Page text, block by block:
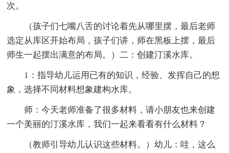
次。
（孩子们七嘴八舌的讨论着先从哪里摆，最后老师
选定从库区开始布局，孩子们讲，师在黑板上摆，最后
师生一起摆出满意的布局。）二：创建汀溪水库。
1：指导幼儿运用已有的知识，经验、发挥自己的想
象，选择不同材料想象建构水库。
师：今天老师准备了很多材料，请小朋友也来创建
一个美丽的汀溪水库，我们一起来看看有什么材料？
（教师引导幼儿认识这些材料。）幼儿：哇，这么